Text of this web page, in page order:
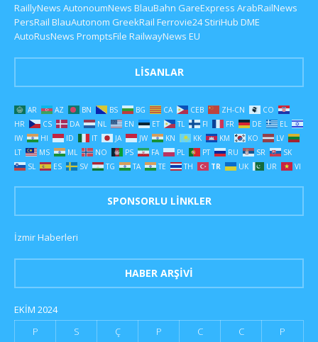
RaillyNews AutonoumNews BlauBahn GareExpress ArabRailNews
PersRail BlauAutonom GreekRail Ferrovie24 StiriHub DME
AutoRusNews PromptsFile RailwayNews EU
LISANLAR
AR AZ BN BS BG CA CEB ZH-CN
CO
HR
CS DA NL EN ET TL FI FR DE
EL
IW
HI ID IT JA JW KN KK KM KO
LV
LT
MS ML NO PS FA PL PT RU SR
SK
SL
ES SV TG TA TE TH TR UK UR VI
SPONSORLU LINKLER
İzmir Haberleri
HABER ARŞIVI
EKIM 2024
P
S Ç P C C P